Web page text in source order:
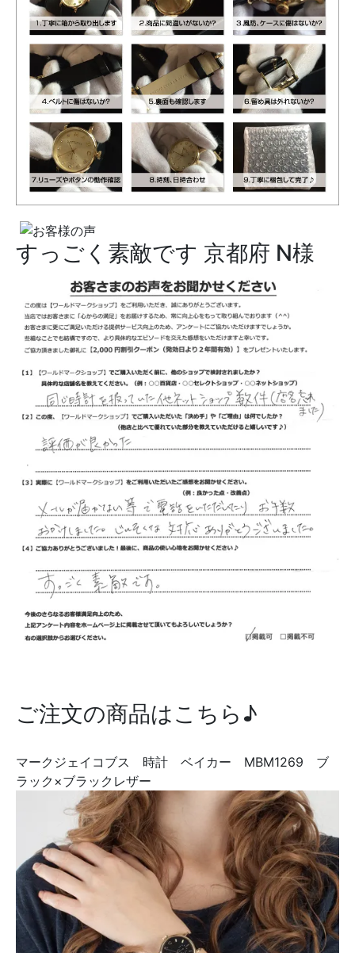
すっごく素敵です 京都府 N様
ご注文の商品はこちら♪
マークジェイコブス 時計 ベイカー MBM1269 ブ
ラック×ブラックレザー